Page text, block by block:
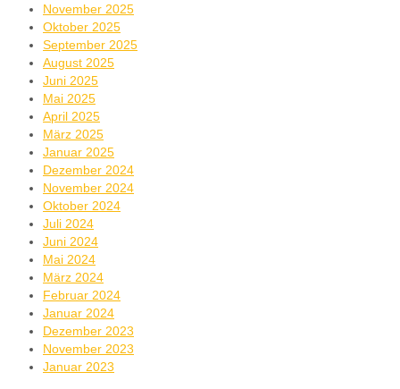
November 2025
Oktober 2025
September 2025
August 2025
Juni 2025
Mai 2025
April 2025
März 2025
Januar 2025
Dezember 2024
November 2024
Oktober 2024
Juli 2024
Juni 2024
Mai 2024
März 2024
Februar 2024
Januar 2024
Dezember 2023
November 2023
Januar 2023